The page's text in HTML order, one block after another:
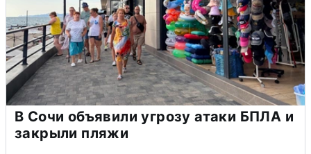
В Сочи объявили угрозу атаки БПЛА и
закрыли пляжи